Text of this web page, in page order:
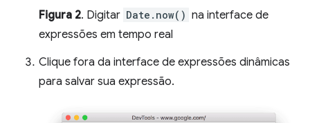
Figura 2. Digitar Date.now() na interface de
expressões em tempo real
Clique fora da interface de expressões dinâmicas
para salvar sua expressão.